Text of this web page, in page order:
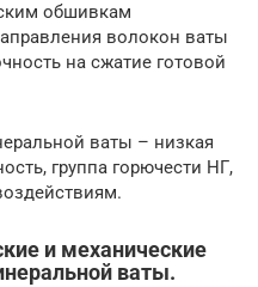
обшивкам
волокон ваты
на сжатие готовой
ваты – низкая
группа горючести НГ,
и механические
ваты.